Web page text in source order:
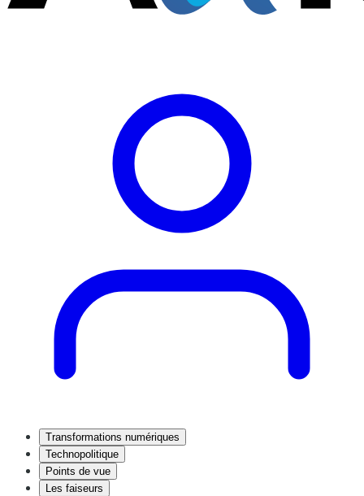
Transformations numériques
Technopolitique
Points de vue
Les faiseurs